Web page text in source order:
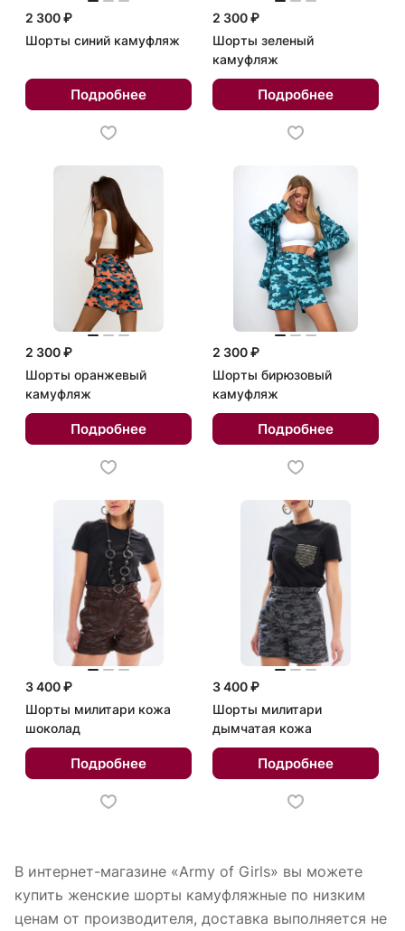
2 300 ₽
Шорты синий камуфляж
Подробнее
2 300 ₽
Шорты зеленый
камуфляж
Подробнее
2 300 ₽
Шорты оранжевый
камуфляж
Подробнее
2 300 ₽
Шорты бирюзовый
камуфляж
Подробнее
3 400 ₽
Шорты милитари кожа
шоколад
Подробнее
3 400 ₽
Шорты милитари
дымчатая кожа
Подробнее
В интернет-магазине «Army of Girls» вы можете
купить женские шорты камуфляжные по низким
ценам от производителя, доставка выполняется не